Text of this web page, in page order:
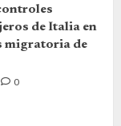
de Italia en
migratoria de
0